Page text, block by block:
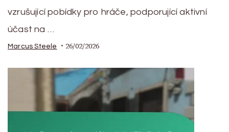
vzrušující pobídky pro hráče, podporující aktivní
účast na …
Marcus Steele 26/02/2026